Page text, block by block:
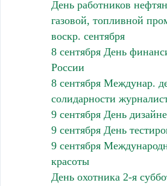
День работников
газовой, топливной
воскр. сентября
8 сентября День
России
8 сентября Междунар.
солидарности
9 сентября День
9 сентября День
9 сентября
красоты
День охотника 2-я